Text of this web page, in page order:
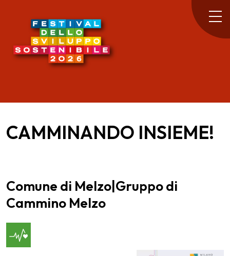
CAMMINANDO INSIEME!
Comune di Melzo|Gruppo di
Cammino Melzo